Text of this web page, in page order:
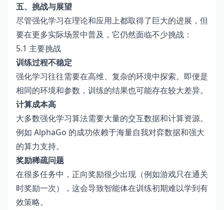
五、挑战与展望
尽管强化学习在理论和应用上都取得了巨大的进展，但
要在更多实际场景中普及，它仍然面临不少挑战：
5.1 主要挑战
训练过程不稳定
强化学习往往需要在高维、复杂的环境中探索。即便是
相同的环境和参数，训练的结果也可能存在较大差异。
计算成本高
大多数强化学习算法需要大量的交互数据和计算资源。
例如 AlphaGo 的成功依赖于海量自我对弈数据和强大
的算力支持。
奖励稀疏问题
在很多任务中，正向奖励很少出现（例如游戏只在通关
时奖励一次），这会导致智能体在训练初期难以学到有
效策略。